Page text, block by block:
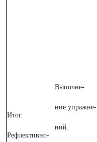
Итог.
Рефлективно-
Выполне-
ние упражне-
ний.